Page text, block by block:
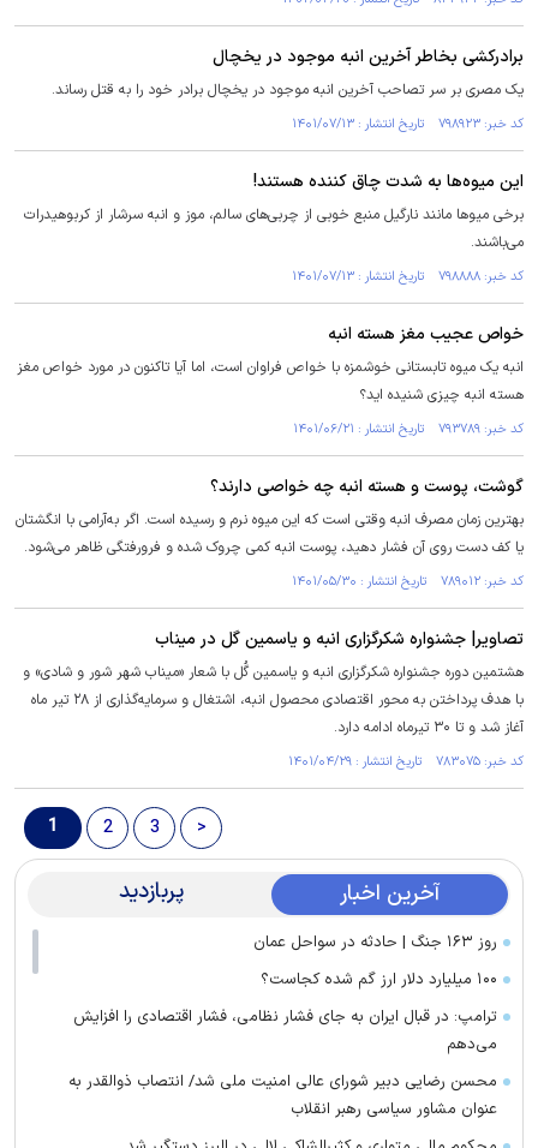
برادرکشی بخاطر آخرین انبه موجود در یخچال
یک مصری بر سر تصاحب آخرین انبه موجود در یخچال برادر خود را به قتل رساند.
کد خبر: ۷۹۸۹۲۳ تاریخ انتشار : ۱۴۰۱/۰۷/۱۳
این میوه‌ها به شدت چاق کننده هستند!
برخی میو‌ها مانند نارگیل منبع خوبی از چربی‌های سالم، موز و انبه سرشار از کربوهیدرات
می‌باشند.
کد خبر: ۷۹۸۸۸۸ تاریخ انتشار : ۱۴۰۱/۰۷/۱۳
خواص عجیب مغز هسته انبه
انبه یک میوه تابستانی خوشمزه با خواص فراوان است، اما آیا تاکنون در مورد خواص مغز
هسته انبه چیزی شنیده اید؟
کد خبر: ۷۹۳۷۸۹ تاریخ انتشار : ۱۴۰۱/۰۶/۲۱
گوشت، پوست و هسته انبه چه خواصی دارند؟
بهترین زمان مصرف انبه وقتی است که این میوه نرم و رسیده است. اگر به‌آرامی با انگشتان
یا کف دست روی آن فشار دهید، پوست انبه کمی چروک شده و فرورفتگی ظاهر می‌شود.
کد خبر: ۷۸۹۰۱۲ تاریخ انتشار : ۱۴۰۱/۰۵/۳۰
تصاویر| جشنواره شکرگزاری انبه و یاسمین گل در میناب
هشتمین دوره جشنواره شکرگزاری انبه و یاسمین گُل با شعار «میناب شهر شور و شادی» و
با هدف پرداختن به محور اقتصادی محصول انبه، اشتغال و سرمایه‌گذاری از ۲۸ تیر ماه
آغاز شد و تا ۳۰ تیرماه ادامه دارد.
کد خبر: ۷۸۳۰۷۵ تاریخ انتشار : ۱۴۰۱/۰۴/۲۹
1 2 3 >
آخرین اخبار پربازدید
روز ۱۶۳ جنگ | حادثه در سواحل عمان
۱۰۰ میلیارد دلار ارز گم شده کجاست؟
ترامپ: در قبال ایران به جای فشار نظامی، فشار اقتصادی را افزایش
می‌دهم
محسن رضایی دبیر شورای عالی امنیت ملی شد/ انتصاب ذوالقدر به
عنوان مشاور سیاسی رهبر انقلاب